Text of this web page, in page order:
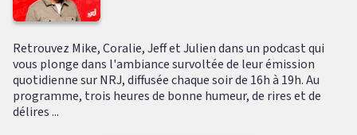
Retrouvez Mike, Coralie, Jeff et Julien dans un podcast qui
vous plonge dans l'ambiance survoltée de leur émission
quotidienne sur NRJ, diffusée chaque soir de 16h à 19h. Au
programme, trois heures de bonne humeur, de rires et de
délires ...